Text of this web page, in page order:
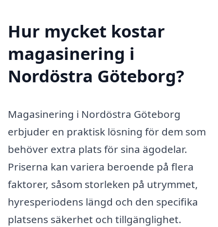
Hur mycket kostar
magasinering i
Nordöstra Göteborg?
Magasinering i Nordöstra Göteborg
erbjuder en praktisk lösning för dem som
behöver extra plats för sina ägodelar.
Priserna kan variera beroende på flera
faktorer, såsom storleken på utrymmet,
hyresperiodens längd och den specifika
platsens säkerhet och tillgänglighet.